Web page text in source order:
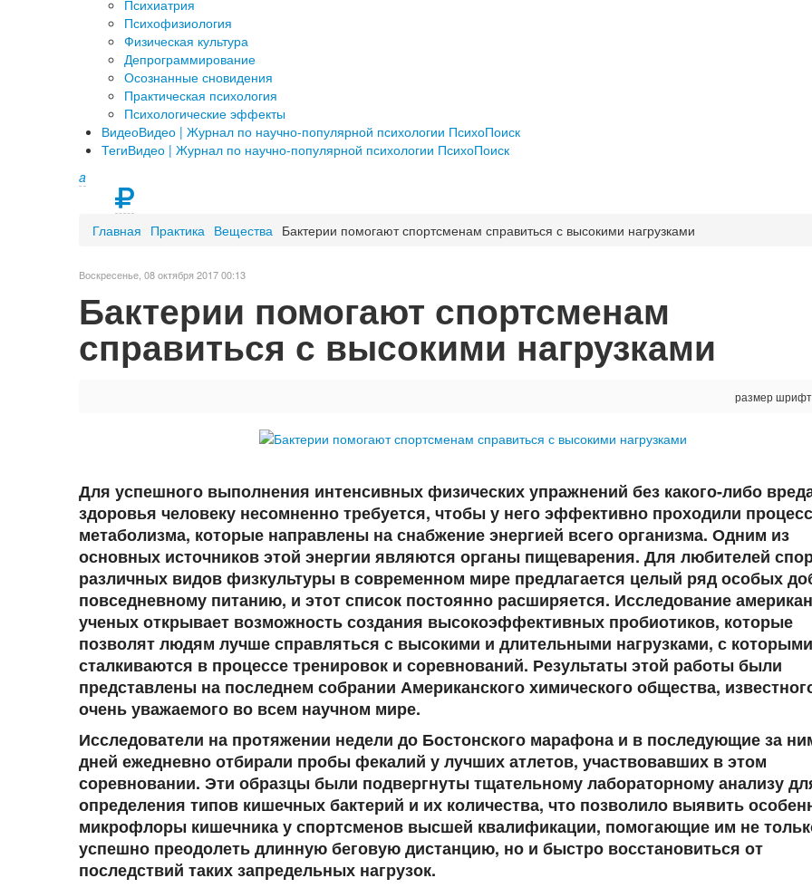
Психиатрия
Психофизиология
Физическая культура
Депрограммирование
Осознанные сновидения
Практическая психология
Психологические эффекты
ВидеоВидео | Журнал по научно-популярной психологии ПсихоПоиск
ТегиВидео | Журнал по научно-популярной психологии ПсихоПоиск
a
Главная Практика Вещества Бактерии помогают спортсменам справиться с высокими нагрузками
Воскресенье, 08 октября 2017 00:13
Бактерии помогают спортсменам
справиться с высокими нагрузками
размер
Для успешного выполнения интенсивных физических упражнений без какого-либо
здоровья человеку несомненно требуется, чтобы у него эффективно проходили
метаболизма, которые направлены на снабжение энергией всего организма. Одним из
основных источников этой энергии являются органы пищеварения. Для любителей
различных видов физкультуры в современном мире предлагается целый ряд особых
повседневному питанию, и этот список постоянно расширяется. Исследование
ученых открывает возможность создания высокоэффективных пробиотиков, которые
позволят людям лучше справляться с высокими и длительными нагрузками, с
сталкиваются в процессе тренировок и соревнований. Результаты этой работы были
представлены на последнем собрании Американского химического общества,
очень уважаемого во всем научном мире.
Исследователи на протяжении недели до Бостонского марафона и в последующие за
дней ежедневно отбирали пробы фекалий у лучших атлетов, участвовавших в этом
соревновании. Эти образцы были подвергнуты тщательному лабораторному анализу
определения типов кишечных бактерий и их количества, что позволило выявить
микрофлоры кишечника у спортсменов высшей квалификации, помогающие им не
успешно преодолеть длинную беговую дистанцию, но и быстро восстановиться от
последствий таких запредельных нагрузок.